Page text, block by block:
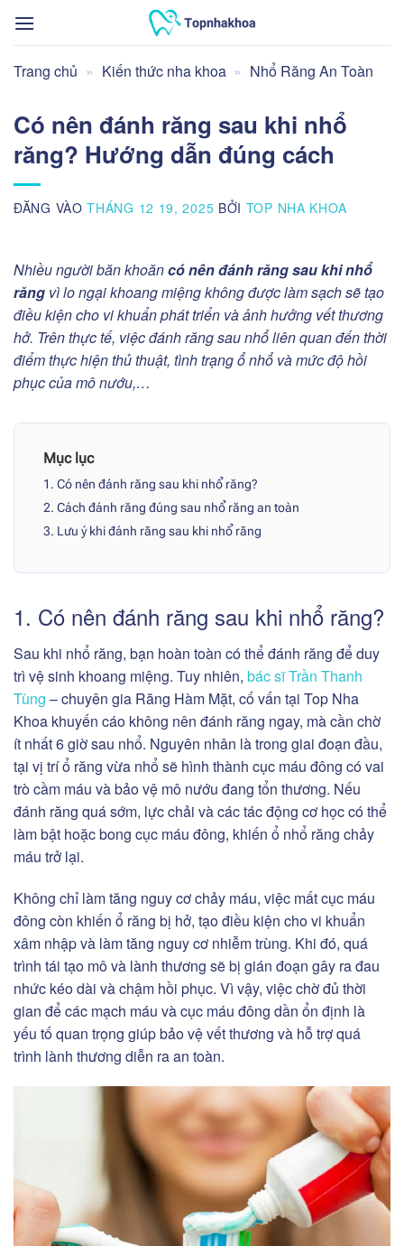
qua
dung
Trang chủ » Kiến thức nha khoa » Nhổ Răng An Toàn
Có nên đánh răng sau khi nhổ
răng? Hướng dẫn đúng cách
ĐĂNG VÀOTHÁNG 12 19, 2025 BỞI TOP NHA KHOA
Nhiều người băn khoăncó nên đánh răng sau khi nhổ
răng vì lo ngại khoang miệng không được làm sạch sẽ tạo
điều kiện cho vi khuẩn phát triển và ảnh hưởng vết thương
hở. Trên thực tế, việc đánh răng sau nhổ liên quan đến thời
điểm thực hiện thủ thuật, tình trạng ổ nhổ và mức độ hồi
phục của mô nướu,…
Mục lục
1. Có nên đánh răng sau khi nhổ răng?
2. Cách đánh răng đúng sau nhổ răng an toàn
3. Lưu ý khi đánh răng sau khi nhổ răng
1. Có nên đánh răng sau khi nhổ răng?
Sau khi nhổ răng, bạn hoàn toàn có thể đánh răng để duy
trì vệ sinh khoang miệng. Tuy nhiên, bác sĩ Trần Thanh
Tùng – chuyên gia Răng Hàm Mặt, cố vấn tại Top Nha
Khoa khuyến cáo không nên đánh răng ngay, mà cần chờ
ít nhất 6 giờ sau nhổ. Nguyên nhân là trong giai đoạn đầu,
tại vị trí ổ răng vừa nhổ sẽ hình thành cục máu đông có vai
trò cầm máu và bảo vệ mô nướu đang tổn thương. Nếu
đánh răng quá sớm, lực chải và các tác động cơ học có thể
làm bật hoặc bong cục máu đông, khiến ổ nhổ răng chảy
máu trở lại.
Không chỉ làm tăng nguy cơ chảy máu, việc mất cục máu
đông còn khiến ổ răng bị hở, tạo điều kiện cho vi khuẩn
xâm nhập và làm tăng nguy cơ nhiễm trùng. Khi đó, quá
trình tái tạo mô và lành thương sẽ bị gián đoạn gây ra đau
nhức kéo dài và chậm hồi phục. Vì vậy, việc chờ đủ thời
gian để các mạch máu và cục máu đông dần ổn định là
yếu tố quan trọng giúp bảo vệ vết thương và hỗ trợ quá
trình lành thương diễn ra an toàn.